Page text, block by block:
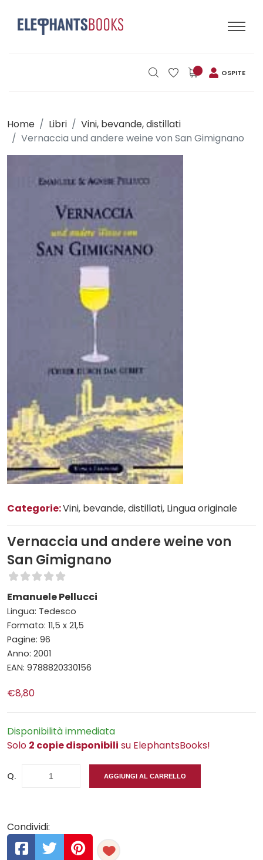
OSPITE
Home Libri
Vini, bevande, distillati
Vernaccia und andere weine von San Gimignano
Categorie:Vini, bevande, distillati, Lingua originale
Vernaccia und andere weine von
San Gimignano
Emanuele Pellucci
Lingua: Tedesco
Formato: 11,5 x 21,5
Pagine: 96
Anno: 2001
EAN: 9788820330156
€8,80
Disponibilità immediata
Solo 2 copie disponibili su ElephantsBooks!
Q. AGGIUNGI AL CARRELLO
Condividi: